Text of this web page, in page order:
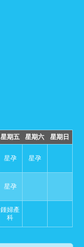
星期五 星期六 星期日
星孕 星孕
星孕
鍾婦產
科